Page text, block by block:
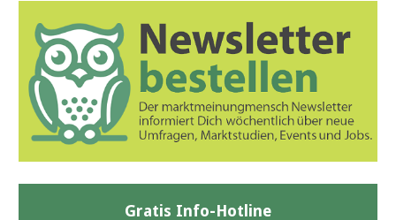
Gratis Info-Hotline